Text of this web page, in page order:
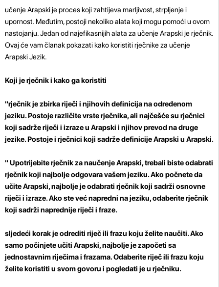
učenje Arapski je proces koji zahtijeva marljivost, strpljenje i
upornost. Međutim, postoji nekoliko alata koji mogu pomoći u ovom
nastojanju. Jedan od najefikasnijih alata za učenje Arapski je rječnik.
Ovaj će vam članak pokazati kako koristiti rječnike za učenje
Arapski Jezik.
Koji je rječnik i kako ga koristiti
"rječnik je zbirka riječi i njihovih definicija na određenom
jeziku. Postoje različite vrste rječnika, ali najčešće su rječnici
koji sadrže riječi i izraze u Arapski i njihov prevod na druge
jezike. Postoje i rječnici koji sadrže definicije Arapski u Arapski.
" Upotrijebite rječnik za naučenje Arapski, trebali biste odabrati
rječnik koji najbolje odgovara vašem jeziku. Ako počnete da
učite Arapski, najbolje je odabrati rječnik koji sadrži osnovne
riječi i izraze. Ako ste već napredni na jeziku, odaberite rječnik
koji sadrži naprednije riječi i fraze.
sljedeći korak je odrediti riječ ili frazu koju želite naučiti. Ako
samo počinjete učiti Arapski, najbolje je započeti sa
jednostavnim riječima i frazama. Odaberite riječ ili frazu koju
želite koristiti u svom govoru i pogledati je u rječniku.